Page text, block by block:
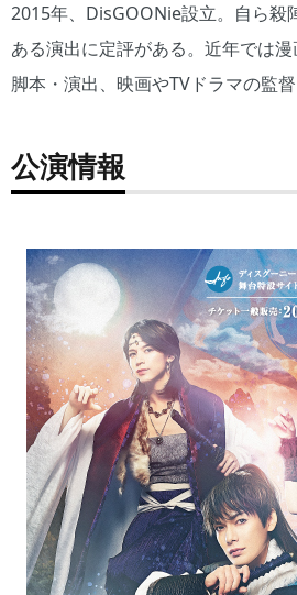
2015年、DisGOONie設立。自ら殺
ある演出に定評がある。近年では
脚本・演出、映画やTVドラマの監督
公演情報